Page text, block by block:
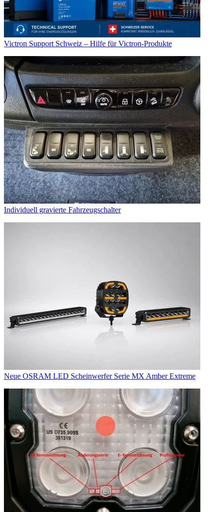
Victron Support Schweiz – Hilfe für Victron-Produkte
Individuell gravierte Fahrzeugschalter
Neue OSRAM LED Scheinwerfer Serie MX Amber Extreme